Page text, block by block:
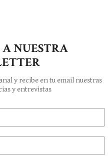
A NUESTRA
y recibe en tu email nuestras
y entrevistas